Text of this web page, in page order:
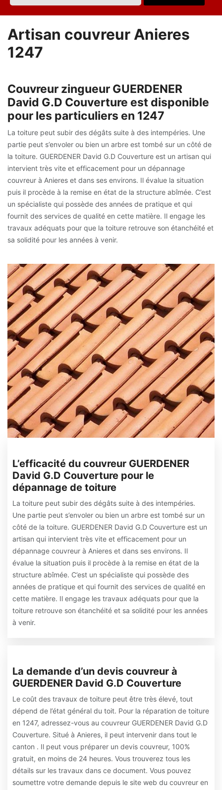
Artisan couvreur Anieres
1247
Couvreur zingueur GUERDENER
David G.D Couverture est disponible
pour les particuliers en 1247
La toiture peut subir des dégâts suite à des intempéries. Une
partie peut s’envoler ou bien un arbre est tombé sur un côté de
la toiture. GUERDENER David G.D Couverture est un artisan qui
intervient très vite et efficacement pour un dépannage
couvreur à Anieres et dans ses environs. Il évalue la situation
puis il procède à la remise en état de la structure abîmée. C’est
un spécialiste qui possède des années de pratique et qui
fournit des services de qualité en cette matière. Il engage les
travaux adéquats pour que la toiture retrouve son étanchéité et
sa solidité pour les années à venir.
L’efficacité du couvreur GUERDENER
David G.D Couverture pour le
dépannage de toiture
La toiture peut subir des dégâts suite à des intempéries.
Une partie peut s’envoler ou bien un arbre est tombé sur un
côté de la toiture. GUERDENER David G.D Couverture est un
artisan qui intervient très vite et efficacement pour un
dépannage couvreur à Anieres et dans ses environs. Il
évalue la situation puis il procède à la remise en état de la
structure abîmée. C’est un spécialiste qui possède des
années de pratique et qui fournit des services de qualité en
cette matière. Il engage les travaux adéquats pour que la
toiture retrouve son étanchéité et sa solidité pour les années
à venir.
La demande d’un devis couvreur à
GUERDENER David G.D Couverture
Le coût des travaux de toiture peut être très élevé, tout
dépend de l’état général du toit. Pour la réparation de toiture
en 1247, adressez-vous au couvreur GUERDENER David G.D
Couverture. Situé à Anieres, il peut intervenir dans tout le
canton . Il peut vous préparer un devis couvreur, 100%
gratuit, en moins de 24 heures. Vous trouverez tous les
détails sur les travaux dans ce document. Vous pouvez
soumettre votre demande depuis le site web du couvreur en